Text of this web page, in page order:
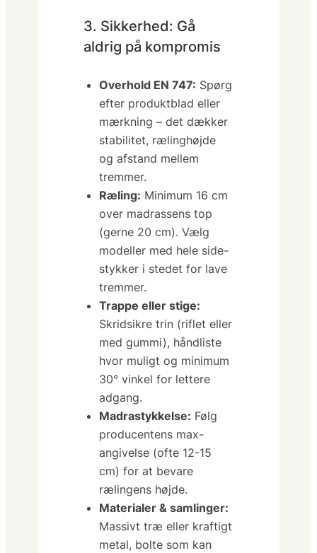
3. Sikkerhed: Gå
aldrig på kompromis
Overhold EN 747: Spørg
efter produkt­blad eller
mærkning – det dækker
stabilitet, rælinghøjde
og afstand mellem
tremmer.
Ræling: Minimum 16 cm
over madrassens top
(gerne 20 cm). Vælg
modeller med hele side­
stykker i stedet for lave
tremmer.
Trappe eller stige:
Skridsikre trin (riflet eller
med gummi), håndliste
hvor muligt og minimum
30° vinkel for lettere
adgang.
Madrastykkelse: Følg
producentens max-
angivelse (ofte 12-15
cm) for at bevare
rælingens højde.
Materialer & samlinger:
Massivt træ eller kraftigt
metal, bolte som kan